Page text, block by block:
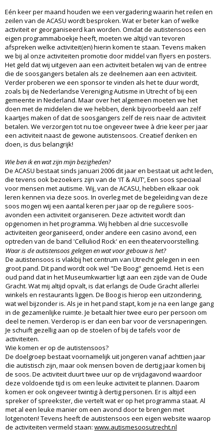
Eén keer per maand houden we een vergadering waarin het reilen en
zeilen van de ACASU wordt besproken. Wat er beter kan of welke
activiteit er georganiseerd kan worden. Omdat de autistensoos een
eigen programmaboekje heeft, moeten we altijd van tevoren
afspreken welke activiteit(en) hierin komen te staan. Tevens maken
we bij al onze activiteiten promotie door middel van flyers en posters.
Het geld dat wij uitgeven aan een activiteit betalen wij van de entree
die de soosgangers betalen als ze deelnemen aan een activiteit.
Verder proberen we een sponsor te vinden als het te duur wordt,
zoals bij de Nederlandse Vereniging Autisme in Utrecht of bij een
gemeente in Nederland. Maar over het algemeen moeten we het
doen met de middelen die we hebben, denk bijvoorbeeld aan zelf
kaartjes maken of dat de soosgangers zelf de reis naar de activiteit
betalen. We verzorgen tot nu toe ongeveer twee à drie keer per jaar
een activiteit naast de gewone autistensoos. Creatief denken en
doen, is dus belangrijk!
Wie ben ik en wat zijn mijn bezigheden?
De ACASU bestaat sinds januari 2006 dit jaar en bestaat uit acht leden,
die tevens ook bezoekers zijn van de 'IT & AUT’, Een soos speciaal
voor mensen met autisme. Wij, van de ACASU, hebben elkaar ook
leren kennen via deze soos. In overleg met de begeleiding van deze
soos mogen wij een aantal keren per jaar op de reguliere soos-
avonden een activiteit organiseren. Deze activiteit wordt dan
opgenomen in het programma. Wij hebben al drie succesvolle
activiteiten georganiseerd, onder andere een casino avond, een
optreden van de band 'Celluliod Rock' en een theatervoorstelling.
Waar is de autistensoos gelegen en wat voor gebouw is het?
De autistensoos is vlakbij het centrum van Utrecht gelegen in een
groot pand. Dit pand wordt ook wel "De Boog" genoemd. Het is een
oud pand dat in het Museumkwartier ligt aan een zijde van de Oude
Gracht. Wat mij altijd opvalt, is dat erlangs de Oude Gracht allerlei
winkels en restaurants liggen. De Boog is hierop een uitzondering,
wat wel bijzonder is. Als je in het pand stapt, kom je na een lange gang
in de gezamenlijke ruimte. Je betaalt hier twee euro per persoon om
deel te nemen. Verderop is er dan een bar voor de versnaperingen.
Je schuift gezellig aan op de stoelen of bij de tafels voor de
activiteiten.
Wie komen er op de autistensoos?
De doelgroep bestaat voornamelijk uit jongeren vanaf achttien jaar
die autistisch zijn, maar ook mensen boven de dertig jaar komen bij
de soos. De activiteit duurt twee uur op de vrijdagavond waardoor
deze voldoende tijd is om een leuke activiteit te plannen. Daarom
komen er ook ongeveer twintig à dertig personen. Er is altijd een
spreker of spreekster, die vertelt wat er op het programma staat. Al
met al een leuke manier om een avond door te brengen met
lotgenoten! Tevens heeft de autistensoos een eigen website waarop
de activiteiten vermeld staan: www.autismesoosutrecht.nl